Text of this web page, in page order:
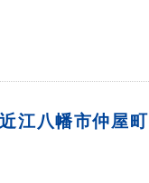
江八幡市仲屋町